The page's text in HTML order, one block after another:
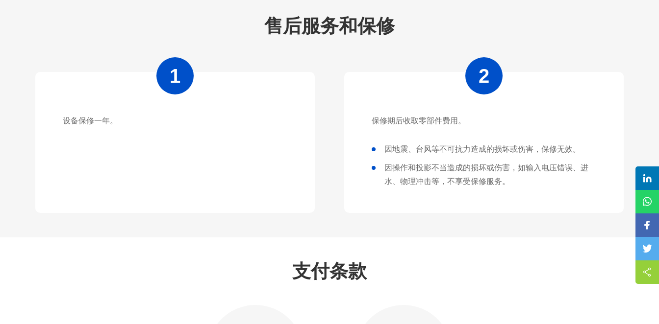
售后服务和保修
1
设备保修一年。
2
保修期后收取零部件费用。
因地震、台风等不可抗力造成的损坏或伤害，保修无效。
因操作和投影不当造成的损坏或伤害，如输入电压错误、进
水、物理冲击等，不享受保修服务。
支付条款